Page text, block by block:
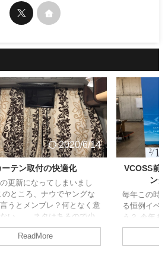
2020/6/14
ーテン取付の快適化
更新になってしまいまし
のところ、ナウでヤングな
うとメンブレ？何となく意
い。。 ネタはあるので少
って消化に励みます！ さ
はジャパンキャンピングカー
ReadMore
VCOSS前
ン
毎年この時
る恒例イベ
う？ 今年も
た。 今年は